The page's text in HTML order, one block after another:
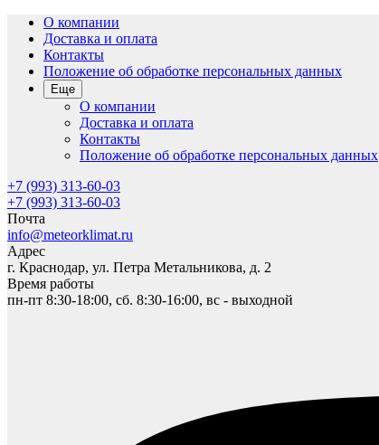
О компании
Доставка и оплата
Контакты
Положение об обработке персональных данных
Еще
О компании
Доставка и оплата
Контакты
Положение об обработке персональных данных
+7 (993) 313-60-03
+7 (993) 313-60-03
Почта
info@meteorklimat.ru
Адрес
г. Краснодар, ул. Петра Метальникова, д. 2
Время работы
пн-пт 8:30-18:00, сб. 8:30-16:00, вс - выходной